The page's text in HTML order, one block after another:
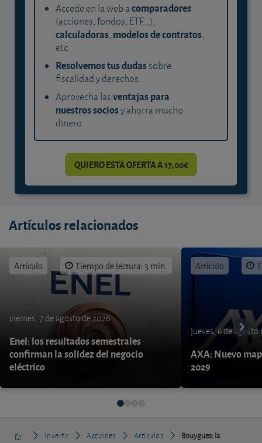
Accede en la web acomparadores
(acciones, fondos, ETF...),
calculadoras, modelos de contratos,
etc.
Resolvemos tus dudassobre
fiscalidad y derechos.
Aprovecha lasventajas para
nuestros sociosy ahorra mucho
dinero.
QUIERO ESTA OFERTA A 17,00€
Artículos relacionados
Artículo Tiempo de lectura: 3 min.
viernes, 7 de agosto de 2026
Enel: los resultados semestrales
confirman la solidez del negocio
eléctrico
Artículo
jueves, 6 de agosto
AXA: Nuevo
2029
Invertir Acciones Artículos
Bouygues: la